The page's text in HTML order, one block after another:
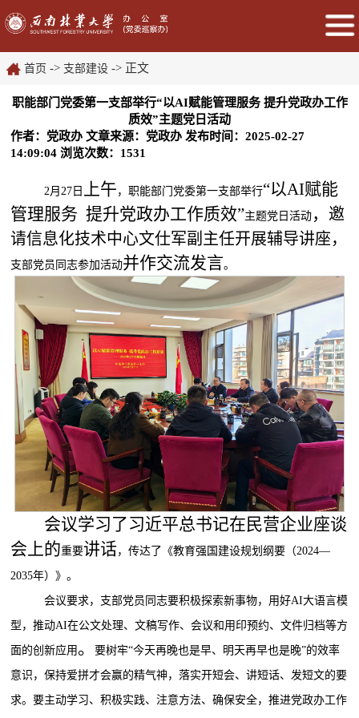
首页 -> 支部建设 -> 正文
职能部门党委第一支部举行“以AI赋能管理服务 提升党政办工作
质效”主题党日活动
作者：党政办 文章来源：党政办 发布时间：2025-02-27
14:09:04 浏览次数： 1531
2月27 日 上午 ，职能部门党委第一支部举行“以AI赋能
管理服务 提升党政办工作质效”主题党日活动 ， 邀
请信息化技术中心文仕军副主任开展辅导讲座，
支部党员同志参加活动并作交流发言。
会议学习了习近平总书记在民营企业座谈
会上的重要讲话，传达了《教育强国建设规划纲要（2024—
2035年）》。
会议要求，支部党员同志要积极探索新事物，用好AI大语言模
型，推动AI在公文处理、文稿写作、会议和用印预约、文件归档等方
面的创新应用 。要树牢“今天再晚也是早、明天再早也是晚”的效率
意识，保持爱拼才会赢的精气神，落实开短会、讲短话、发短文的要
求。要主动学习、积极实践、注意方法、确保安全，推进党政办工作